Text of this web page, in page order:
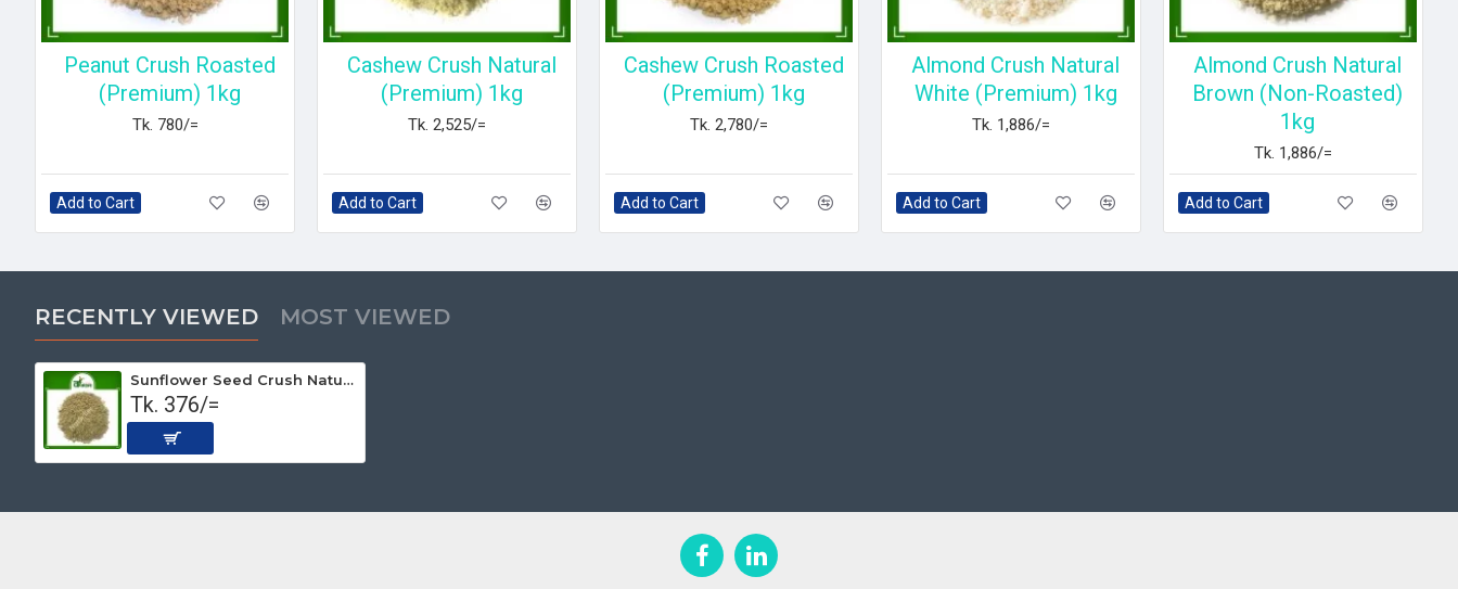
Peanut Crush Roasted
(Premium) 1kg
Tk. 780/=
Add to Cart
Cashew Crush Natural
(Premium) 1kg
Tk. 2,525/=
Add to Cart
Cashew Crush Roasted
(Premium) 1kg
Tk. 2,780/=
Add to Cart
Almond Crush Natural
White (Premium) 1kg
Tk. 1,886/=
Add to Cart
Almond Crush Natural
Brown (Non-Roasted)
1kg
Tk. 1,886/=
Add to Cart
RECENTLY VIEWED MOST VIEWED
Sunflower Seed Crush Natural (Premium) 250 gm
Tk. 376/=